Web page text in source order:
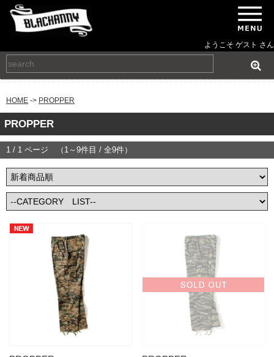
ようこそ ゲスト さん
HOME -> PROPPER
PROPPER
1 / 1 ページ （1～9件目 / 全9件）